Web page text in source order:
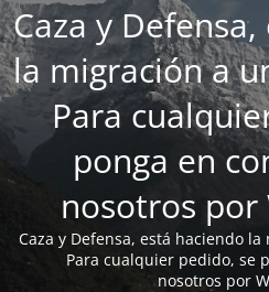
Caza y
la migración a
Para
ponga en
nosotros por
Caza y Defensa, está haciendo
Para cualquier pedido, se
nosotros por